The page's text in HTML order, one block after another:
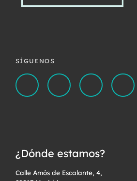
SÍGUENOS
¿Dónde estamos?
Calle Amós de Escalante, 4,